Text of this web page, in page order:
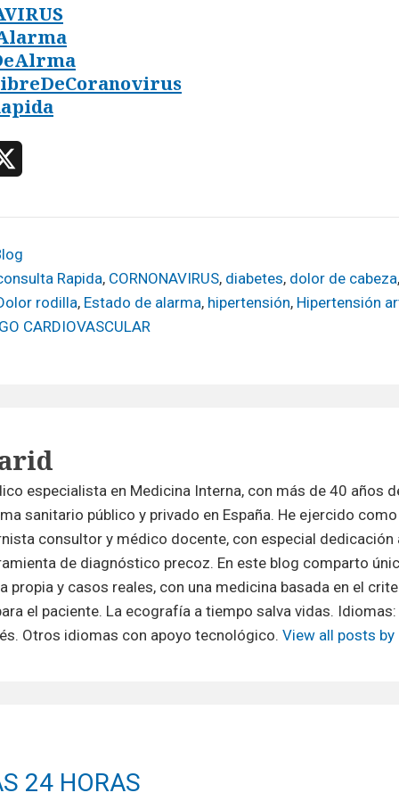
Rapida, CORNONAVIRUS, diabetes, dolor de cabeza
rodilla, Estado de alarma, hipertensión, Hipertensión
CARDIOVASCULAR
especialista en Medicina Interna, con más de 40 años
sanitario público y privado en España. He ejercido
consultor y médico docente, con especial dedicación
de diagnóstico precoz. En este blog comparto
propia y casos reales, con una medicina basada en el
el paciente. La ecografía a tiempo salva vidas.
Otros idiomas con apoyo tecnológico.View all posts
24 HORAS